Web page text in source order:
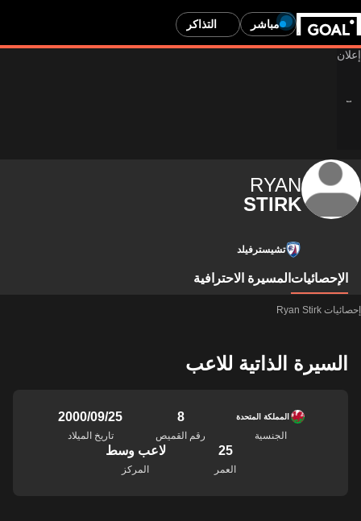
مباشر التذاكر
RYAN
STIRK
تشيسترفيلد
الإحصائيات المسيرة الاحترافية
إحصائيات Ryan Stirk
السيرة الذاتية للاعب
المملكة المتحدة
الجنسية
8
رقم القميص
25‏/09‏/2000
تاريخ الميلاد
25
العمر
لاعب وسط
المركز